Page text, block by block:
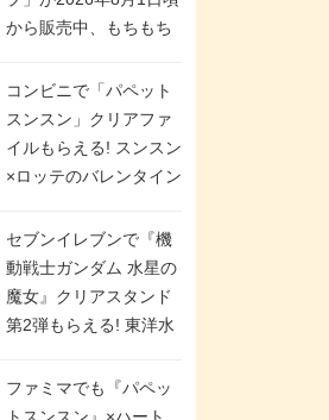
間限定で実施。ななチ
メリカンドッグが税抜
から販売中、もちもち
シュガー＆バターをレ
ンジアップで手軽に楽
しめる冷凍食品。2個入
り
コンビニで「パペット
スンスン」クリアファ
イルもらえる! スンスン
×ロッテのバレンタイン
スタート。セブン、フ
ァミマ、ローソンの3社
で異なるデザイン＆対
象商品
セブンイレブンで『機
動戦士ガンダム 水星の
魔女』クリアスタンド
第2弾もらえる! 東洋水
ペーンが2026年5月26
日スタート。浴衣＆た
ファミマでも『パペッ